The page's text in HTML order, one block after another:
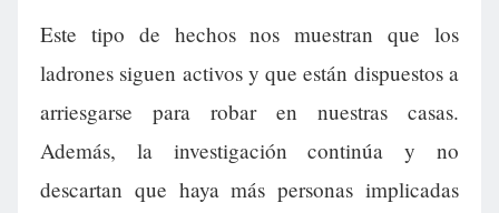
Este tipo de hechos nos muestran que los
ladrones siguen activos y que están dispuestos a
arriesgarse para robar en nuestras casas.
Además, la investigación continúa y no
descartan que haya más personas implicadas